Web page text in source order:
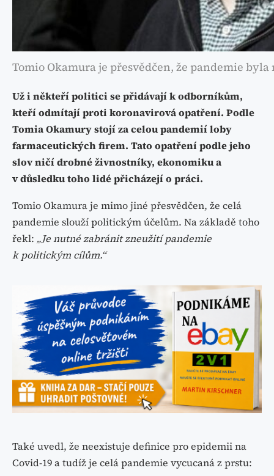
Tomio Okamura je přesvědčen, že pandemie
Už i někteří politici se přidávají k odborníkům,
kteří odmítají proti koronavirová opatření. Podle
Tomia Okamury stojí za celou pandemií loby
farmaceutických firem. Tato opatření podle jeho
slov ničí drobné živnostníky, ekonomiku a
v důsledku toho lidé přicházejí o práci.
Tomio Okamura je mimo jiné přesvědčen, že celá
pandemie slouží politickým účelům. Na základě toho
řekl: „Je nutné zabránit zneužití pandemie
k politickým cílům.“
Také uvedl, že neexistuje definice pro epidemii na
Covid-19 a tudíž je celá pandemie vycucaná z prstu: